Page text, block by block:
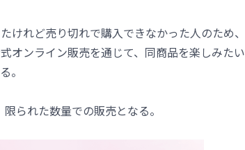
れど売り切れで購入できなかった人のため、
オンライン販売を通じて、同商品を楽しみたい
。
られた数量での販売となる。